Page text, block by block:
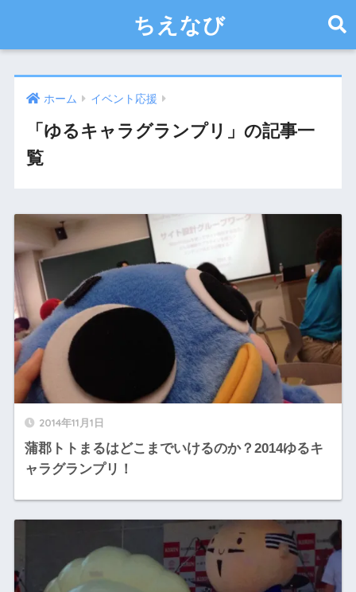
ちえなび
ホーム イベント応援
「ゆるキャラグランプリ」の記事一
覧
2014年11月1日
蒲郡トトまるはどこまでいけるのか？2014ゆるキ
ャラグランプリ！